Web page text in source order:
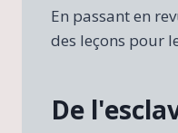
En passant en
des leçons pour
De